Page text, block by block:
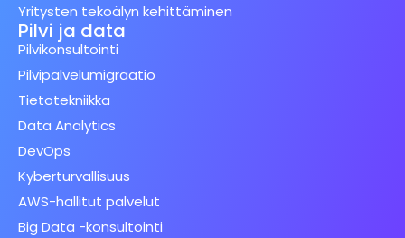
Yritysten tekoälyn kehittäminen
Pilvi ja data
Pilvikonsultointi
Pilvipalvelumigraatio
Tietotekniikka
Data Analytics
DevOps
Kyberturvallisuus
AWS-hallitut palvelut
Big Data -konsultointi